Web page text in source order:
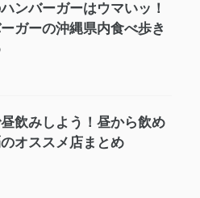
ンバーガーはウマいッ！
ガーの沖縄県内食べ歩き
飲みしよう！昼から飲め
オススメ店まとめ